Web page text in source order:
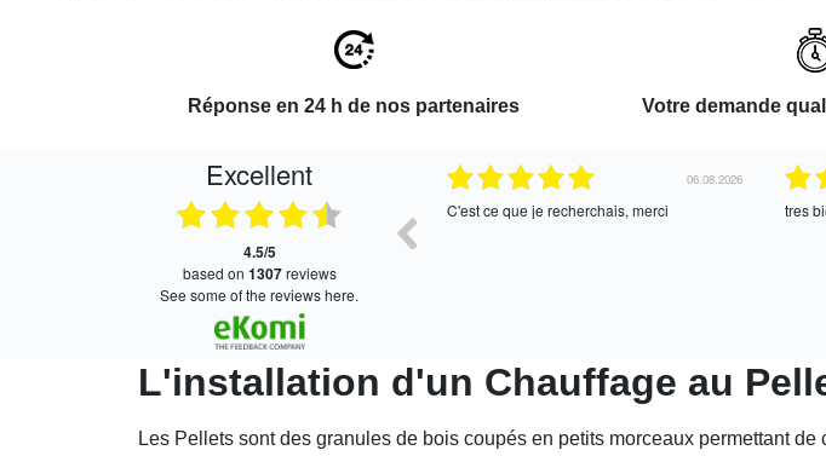
Réponse en 24 h de nos partenaires Votre demande
Excellent
4.5/5
based on 1307reviews
see some of the reviews here.
06.08.2026
C'est ce que je recherchais, merci tres
L'installation d'un Chauffage au
Les Pellets sont des granules de bois coupés en petits morceaux permettant